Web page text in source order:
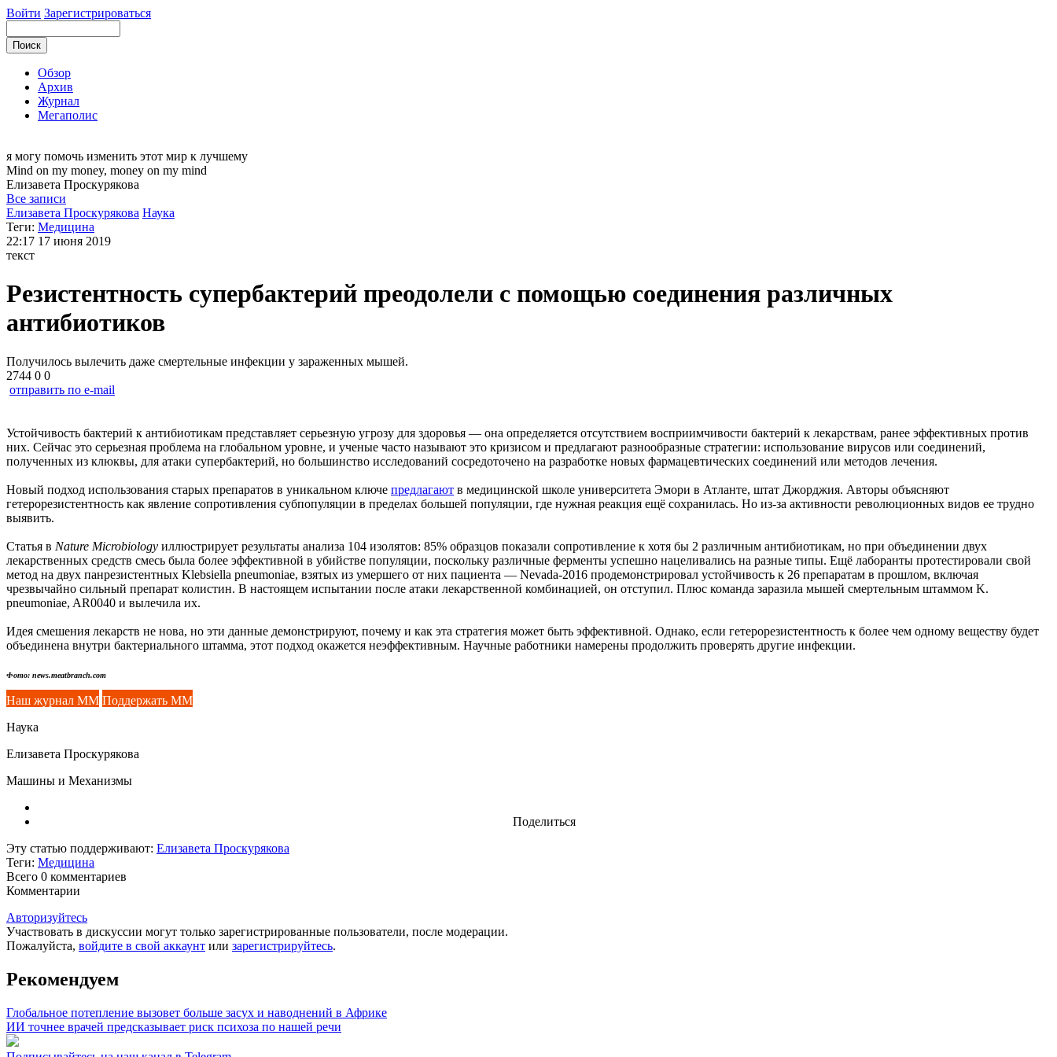
Войти Зарегистрироваться
Обзор
Архив
Журнал
Мегаполис
я могу помочь изменить этот мир к лучшему
Mind on my money, money on my mind
Елизавета Проскурякова
Все записи
Елизавета Проскурякова Наука
Теги: Медицина
22:17 17 июня 2019
текст
Резистентность супербактерий преодолели с помощью соединения различных
антибиотиков
Получилось вылечить даже смертельные инфекции у зараженных мышей.
2744 0 0
отправить по e-mail
Устойчивость бактерий к антибиотикам представляет серьезную угрозу для здоровья — она определяется отсутствием восприимчивости бактерий к лекарствам, ранее эффективных против
них. Сейчас это серьезная проблема на глобальном уровне, и ученые часто называют это кризисом и предлагают разнообразные стратегии: использование вирусов или соединений,
полученных из клюквы, для атаки супербактерий, но большинство исследований сосредоточено на разработке новых фармацевтических соединений или методов лечения.
Новый подход использования старых препаратов в уникальном ключе предлагают в медицинской школе университета Эмори в Атланте, штат Джорджия. Авторы объясняют
гетерорезистентность как явление сопротивления субпопуляции в пределах большей популяции, где нужная реакция ещё сохранилась. Но из-за активности революционных видов ее трудно
выявить.
Статья в Nature Microbiology иллюстрирует результаты анализа 104 изолятов: 85% образцов показали сопротивление к хотя бы 2 различным антибиотикам, но при объединении двух
лекарственных средств смесь была более эффективной в убийстве популяции, поскольку различные ферменты успешно нацеливались на разные типы. Ещё лаборанты протестировали свой
метод на двух панрезистентных Klebsiella pneumoniae, взятых из умершего от них пациента — Nevada-2016 продемонстрировал устойчивость к 26 препаратам в прошлом, включая
чрезвычайно сильный препарат колистин. В настоящем испытании после атаки лекарственной комбинацией, он отступил. Плюс команда заразила мышей смертельным штаммом K.
pneumoniae, AR0040 и вылечила их.
Идея смешения лекарств не нова, но эти данные демонстрируют, почему и как эта стратегия может быть эффективной. Однако, если гетерорезистентность к более чем одному веществу будет
объединена внутри бактериального штамма, этот подход окажется неэффективным. Научные работники намерены продолжить проверять другие инфекции.
Фото: news.meatbranch.com
Наш журнал ММ Поддержать ММ
Наука
Елизавета Проскурякова
Машины и Механизмы
Поделиться
Эту статью поддерживают: Елизавета Проскурякова
Теги: Медицина
Всего 0 комментариев
Комментарии
Авторизуйтесь
Участвовать в дискуссии могут только зарегистрированные пользователи, после модерации.
Пожалуйста, войдите в свой аккаунт или зарегистрируйтесь.
Рекомендуем
Глобальное потепление вызовет больше засух и наводнений в Африке
ИИ точнее врачей предсказывает риск психоза по нашей речи